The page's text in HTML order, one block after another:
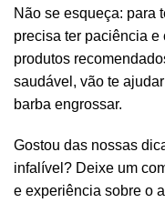
Não se esqueça: para
precisa ter paciência e
produtos
saudável, vão te
barba engrossar.
Gostou das nossas
infalível? Deixe um
e experiência sobre o